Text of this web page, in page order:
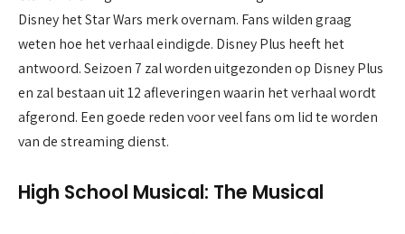
Disney het Star Wars merk overnam. Fans wilden graag
weten hoe het verhaal eindigde. Disney Plus heeft het
antwoord. Seizoen 7 zal worden uitgezonden op Disney Plus
en zal bestaan uit 12 afleveringen waarin het verhaal wordt
afgerond. Een goede reden voor veel fans om lid te worden
van de streaming dienst.
High School Musical: The Musical